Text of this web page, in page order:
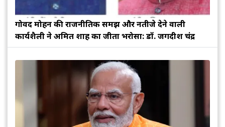
गोविंद मोहन की राजनीतिक समझ और नतीजे देने वाली
कार्यशैली ने अमित शाह का जीता भरोसा: डॉ. जगदीश चंद्र